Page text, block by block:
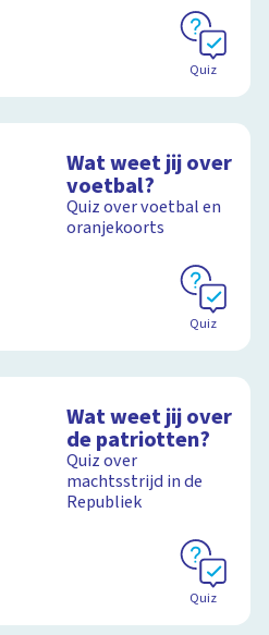
Quiz
Wat weet jij over
voetbal?
Quiz over voetbal en
oranjekoorts
Quiz
Wat weet jij over
de patriotten?
Quiz over
machtsstrijd in de
Republiek
Quiz